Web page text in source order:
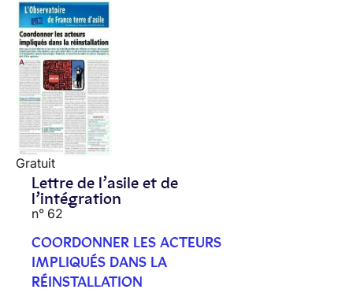
Gratuit
Lettre de l’asile et de
l’intégration
n° 62
COORDONNER LES ACTEURS
IMPLIQUÉS DANS LA
RÉINSTALLATION